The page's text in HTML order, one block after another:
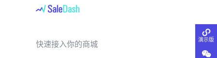
快速接入你的商城 演示版